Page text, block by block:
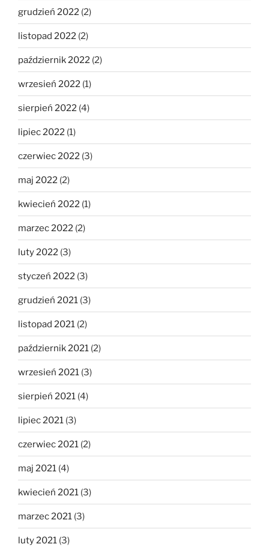
grudzień 2022 (2)
listopad 2022 (2)
październik 2022 (2)
wrzesień 2022 (1)
sierpień 2022 (4)
lipiec 2022 (1)
czerwiec 2022 (3)
maj 2022 (2)
kwiecień 2022 (1)
marzec 2022 (2)
luty 2022 (3)
styczeń 2022 (3)
grudzień 2021 (3)
listopad 2021 (2)
październik 2021 (2)
wrzesień 2021 (3)
sierpień 2021 (4)
lipiec 2021 (3)
czerwiec 2021 (2)
maj 2021 (4)
kwiecień 2021 (3)
marzec 2021 (3)
luty 2021 (3)